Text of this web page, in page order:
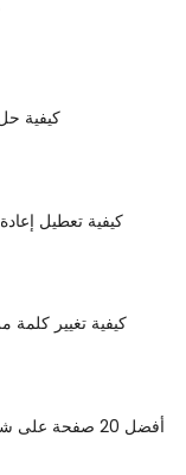
كيفية
كيفية تعطيل
كيفية تغيير
أفضل 20 صفحة على شبكة الإنترنت في كل العصور